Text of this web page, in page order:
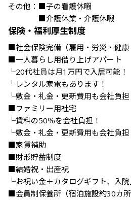
その他：■子の看護休暇
■介護休業・介護休暇
保険・福利厚生制度
■社会保険完備（雇用・労災・健康
■一人暮らし用借り上げアパート
└20代社員は月1万円で入居可能！
└レンタル家電もあります！
└敷金・礼金・更新費用も会社負担
■ファミリー用社宅
└賃料の50％を会社負担！
└敷金・礼金・更新費用も会社負担
■家賃補助
■財形貯蓄制度
■結婚祝・出産祝
└お祝い金＋カタログギフト、入
■会員制保養所（宿泊施設約30カ所